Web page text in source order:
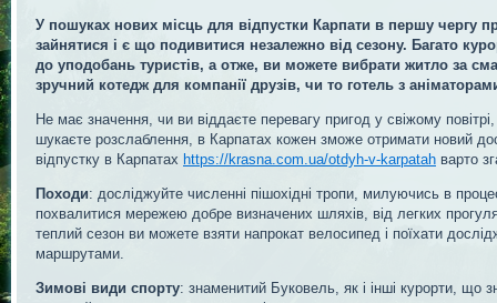
У пошуках нових місць для відпустки Карпати в першу чергу
зайнятися і є що подивитися незалежно від сезону. Багато
до уподобань туристів, а отже, ви можете вибрати житло за
зручний котедж для компанії друзів, чи то готель з
Не має значення, чи ви віддаєте перевагу пригод у свіжому
шукаєте розслаблення, в Карпатах кожен зможе отримати новий
відпустку в Карпатах https://krasna.com.ua/otdyh-v-karpatah варто
Походи: досліджуйте численні пішохідні тропи, милуючись в
похвалитися мережею добре визначених шляхів, від легких
теплий сезон ви можете взяти напрокат велосипед і поїхати
маршрутами.
Зимові види спорту: знаменитий Буковель, як і інші курорти, що